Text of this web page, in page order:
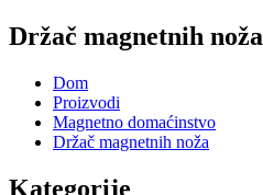
Držač magnetnih noža
Dom
Proizvodi
Magnetno domaćinstvo
Držač magnetnih noža
Kategorije